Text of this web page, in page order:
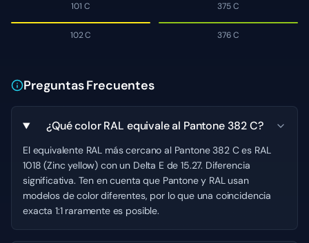
101 C 375 C
102 C 376 C
Preguntas Frecuentes
¿Qué color RAL equivale al Pantone 382 C?
El equivalente RAL más cercano al Pantone 382 C es RAL
1018 (Zinc yellow) con un Delta E de 15.27. Diferencia
significativa. Ten en cuenta que Pantone y RAL usan
modelos de color diferentes, por lo que una coincidencia
exacta 1:1 raramente es posible.